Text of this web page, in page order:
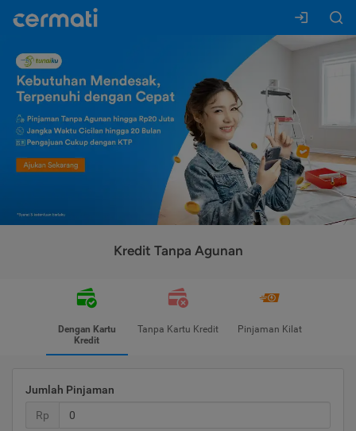
Kredit Tanpa Agunan
Dengan Kartu
Kredit
Tanpa Kartu Kredit Pinjaman Kilat
Jumlah Pinjaman
Rp